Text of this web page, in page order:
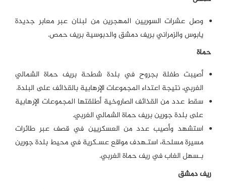
وصل عشرات السوريين المهجرين من لبنان عبر معابر جديدة
يابوس والزمراني بريف دمشق والدبوسية بريف حمص.
حماة
أصيبت طفلة بجروح في بلدة شطحة بريف حماة الشمالي
الغربي، نتيجة اعتداء المجموعات الإرهابية بالقذائف على البلدة.
سقط عدد من القذائف الصاروخية أطلقتها المجموعات الإرهابية
على بلدة جورين بريف حماة الشمالي الغربي.
استشهد وأصيب عدد من العسكريين في قصف عبر طائرات
مسيرة مسلحة، استـهدف مواقع عسـكرية في محيط بلدة جورين
بـسهل الغاب في ريف حماة الغربي.
ريف دمشق